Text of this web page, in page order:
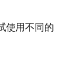
使用不同的